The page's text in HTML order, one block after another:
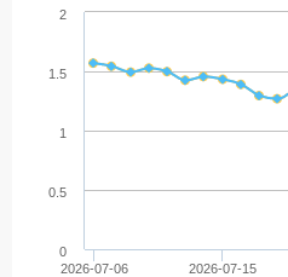
2026-07-06 2026-07-15
0
0.5
1
1.5
2